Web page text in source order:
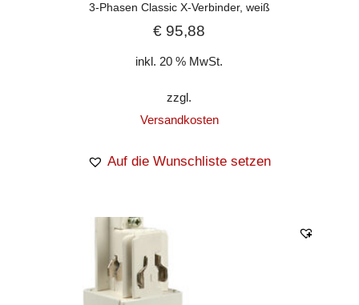
3-Phasen Classic X-Verbinder, weiß
€ 95,88
inkl. 20 % MwSt.
zzgl.
Versandkosten
Auf die Wunschliste setzen